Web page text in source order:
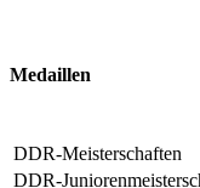
Medaillen
DDR-Meisterschaften
DDR-